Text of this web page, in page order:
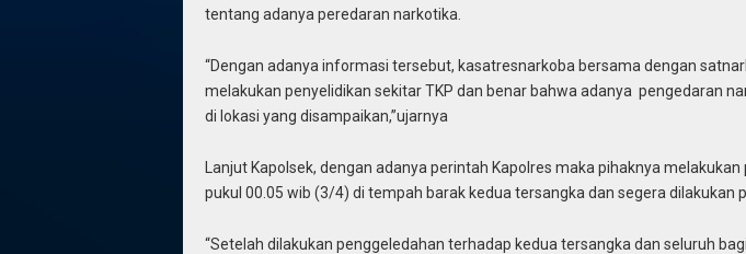
tentang adanya peredaran narkotika.
“Dengan adanya informasi tersebut, kasatresnarkoba bersama dengan
melakukan penyelidikan sekitar TKP dan benar bahwa adanya pengedaran
di lokasi yang disampaikan,”ujarnya
Lanjut Kapolsek, dengan adanya perintah Kapolres maka pihaknya
pukul 00.05 wib (3/4) di tempah barak kedua tersangka dan segera dilakukan
“Setelah dilakukan penggeledahan terhadap kedua tersangka dan seluruh